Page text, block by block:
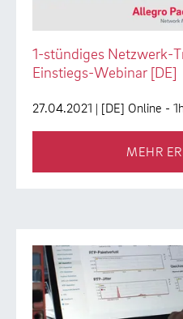
1-stündiges Netzwerk-
Einstiegs-Webinar [DE]
27.04.2021 | [DE] Online -
MEHR